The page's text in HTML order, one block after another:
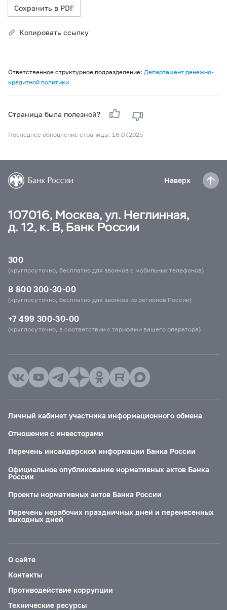
Сохранить в PDF
Копировать ссылку
Ответственное структурное подразделение: Департамент денежно-
кредитной политики
Страница была полезной?
Последнее обновление страницы: 16.07.2025
Наверх
107016, Москва, ул. Неглинная,
д. 12, к. В, Банк России
300
(круглосуточно, бесплатно для звонков с мобильных телефонов)
8 800 300-30-00
(круглосуточно, бесплатно для звонков из регионов России)
+7 499 300-30-00
(круглосуточно, в соответствии с тарифами вашего оператора)
Личный кабинет участника информационного обмена
Отношения с инвесторами
Перечень инсайдерской информации Банка России
Официальное опубликование нормативных актов Банка
России
Проекты нормативных актов Банка России
Перечень нерабочих праздничных дней и перенесенных
выходных дней
О сайте
Контакты
Противодействие коррупции
Технические ресурсы